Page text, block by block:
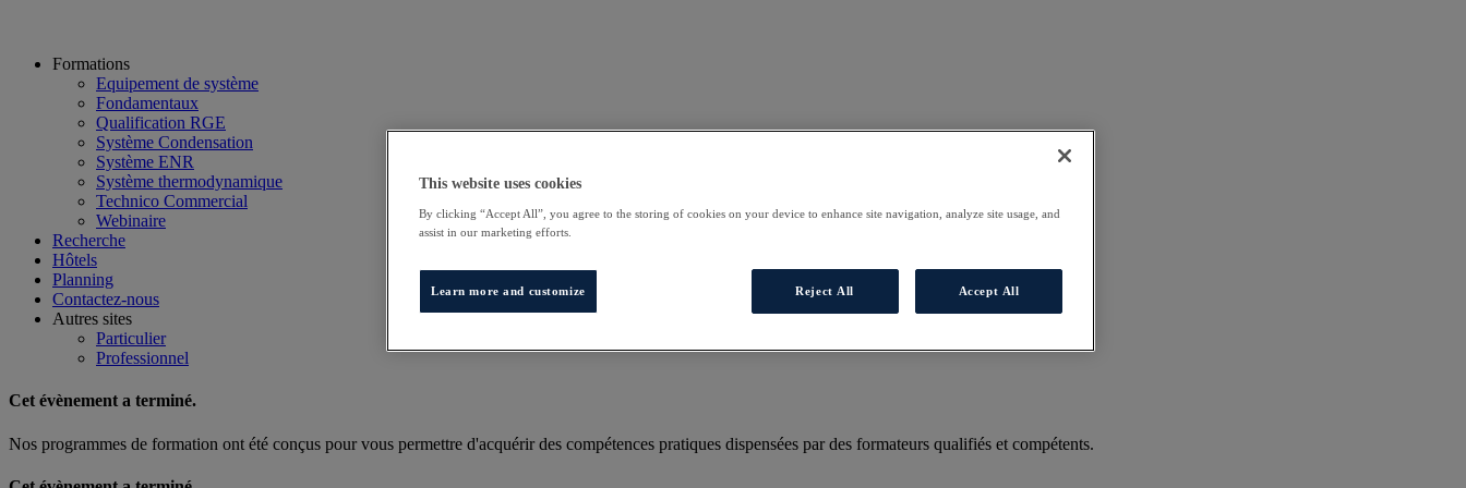
Formations
Equipement de système
Fondamentaux
Qualification RGE
Système Condensation
Système ENR
Système thermodynamique
Technico Commercial
Webinaire
Recherche
Hôtels
Planning
Contactez-nous
Autres sites
Particulier
Professionnel
Cet évènement a terminé.
Nos programmes de formation ont été conçus pour vous permettre d'acquérir des compétences pratiques dispensées par des formateurs qualifiés et compétents.
This website uses cookies
By clicking “Accept All”, you agree to the storing of cookies on your device to enhance site navigation, analyze site usage, and
assist in our marketing efforts.
Learn more and customize Reject All Accept All